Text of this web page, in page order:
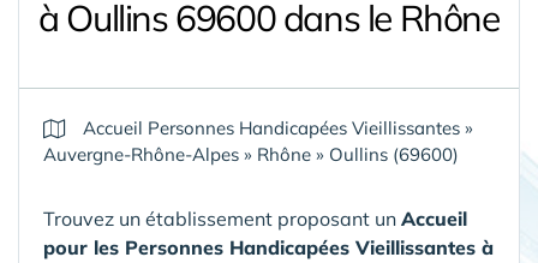
à Oullins 69600 dans le Rhône
Accueil Personnes Handicapées Vieillissantes »
Auvergne-Rhône-Alpes » Rhône » Oullins (69600)
Trouvez un établissement proposant un Accueil
pour les Personnes Handicapées Vieillissantes à